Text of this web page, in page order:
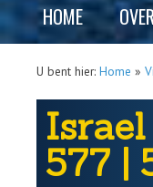
HOME
U bent hier: Home »
577 |